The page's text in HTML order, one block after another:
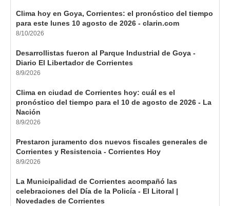
Clima hoy en Goya, Corrientes: el pronóstico del tiempo
para este lunes 10 agosto de 2026 - clarin.com
8/10/2026
Desarrollistas fueron al Parque Industrial de Goya -
Diario El Libertador de Corrientes
8/9/2026
Clima en ciudad de Corrientes hoy: cuál es el
pronóstico del tiempo para el 10 de agosto de 2026 - La
Nación
8/9/2026
Prestaron juramento dos nuevos fiscales generales de
Corrientes y Resistencia - Corrientes Hoy
8/9/2026
La Municipalidad de Corrientes acompañó las
celebraciones del Día de la Policía - El Litoral |
Novedades de Corrientes